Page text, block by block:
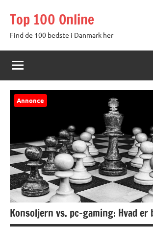
indhold
Top 100 Online
Find de 100 bedste i Danmark her
Annonce
Konsoljern vs. pc-gaming: Hvad